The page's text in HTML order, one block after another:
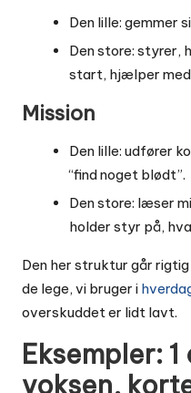
Den lille: gemmer
Den store: styrer,
start, hjælper med
Mission
Den lille: udfører
“find noget blødt”.
Den store: læser
holder styr på,
Den her struktur går
de lege, vi bruger i
overskuddet er lidt lavt.
Eksempler:
voksen,